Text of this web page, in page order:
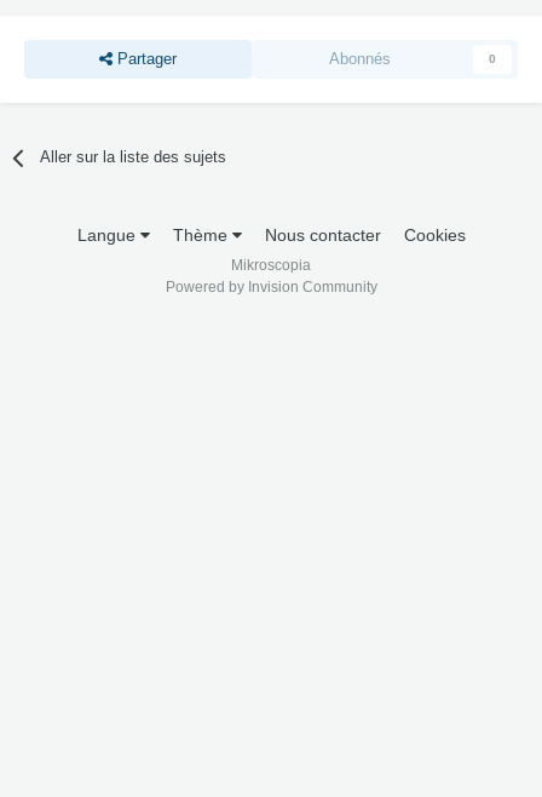
Partager Abonnés 0
Aller sur la liste des sujets
Langue Thème Nous contacter Cookies
Mikroscopia
Powered by Invision Community